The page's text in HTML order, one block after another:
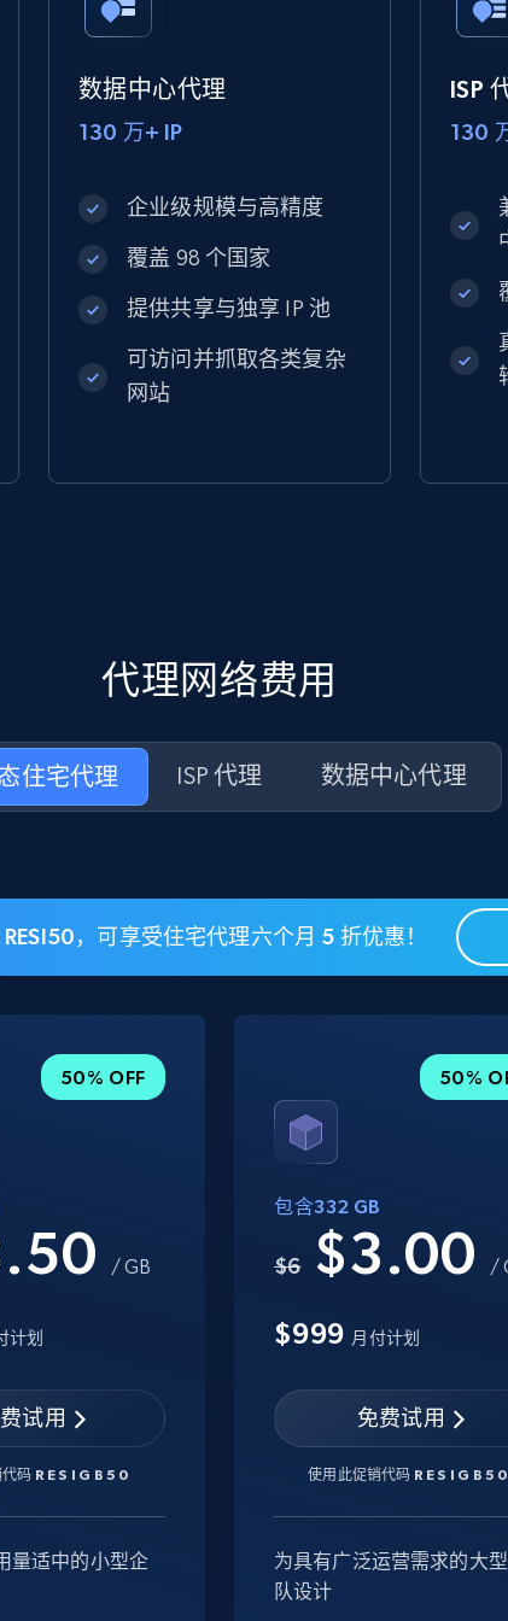
数据中心代理
130 万+ IP
企业级规模与高精度
覆盖 98 个国家
提供共享与独享 IP 池
可访问并抓取各类复杂
网站
ISP
130
代理网络费用
住宅代理 ISP 代理 数据中心代理
，可享受住宅代理六个月 5 折优惠！
50% OFF
/ GB
计划
试用
码 RESIGB50
量适中的小型企
50%
包含332 GB
$6 $3.00 /
$999 月付计划
免费试用
使用此促销代码 RESIGB50
为具有广泛运营需求的大
队设计